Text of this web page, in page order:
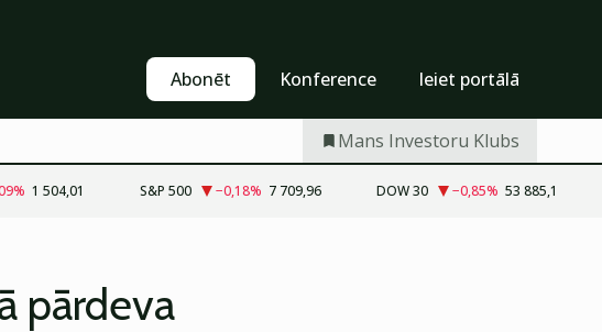
Abonēt Konference Ieiet portālā
Mans Investoru Klubs
% 1 504,01 S&P 500 −0,18% 7 709,96 DOW 30 −0,85% 53 885,1
pārdeva